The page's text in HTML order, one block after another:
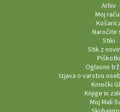
Arhiv
Moj
Naročite
Stiki
Stik z
Piškotki
Oglasno
Izjava o varstvu
Kmečki
Knjige in
Moj Mali